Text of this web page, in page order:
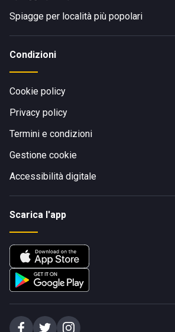
Spiagge per località più popolari
Condizioni
Cookie policy
Privacy policy
Termini e condizioni
Gestione cookie
Accessibilità digitale
Scarica l'app